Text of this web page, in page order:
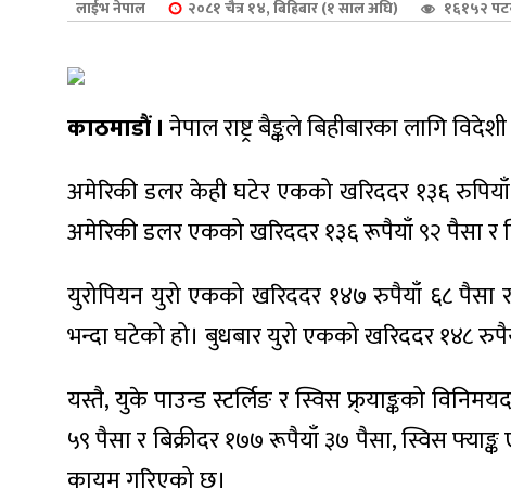
लाईभ नेपाल २०८१ चैत्र १४, बिहिबार (१ साल अघि) १६१५२
काठमाडौं ।नेपाल राष्ट्र बैङ्कले बिहीबारका लागि
अमेरिकी डलर केही घटेर एकको खरिददर १३६
अमेरिकी डलर एकको खरिददर १३६ रूपैयाँ ९२ पैसा र
युरोपियन युरो एकको खरिददर १४७ रुपैयाँ ६८ पैसा
भन्दा घटेको हो। बुधबार युरो एकको खरिददर १४८
यस्तै, युके पाउन्ड स्टर्लिङ र स्विस फ्र्याङ्कको
५९ पैसा र बिक्रीदर १७७ रूपैयाँ ३७ पैसा, स्विस
कायम गरिएको छ।